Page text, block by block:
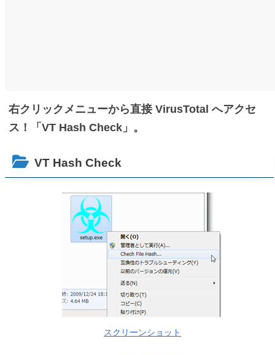
右クリックメニューから直接 VirusTotal へアクセ
ス！「VT Hash Check」。
VT Hash Check
スクリーンショット